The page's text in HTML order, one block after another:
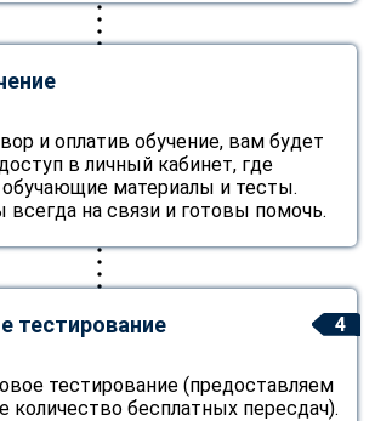
и оплатив обучение, вам будет
в личный кабинет, где
материалы и тесты.
на связи и готовы помочь.
4
тестирование
тестирование (предоставляем
количество бесплатных пересдач).